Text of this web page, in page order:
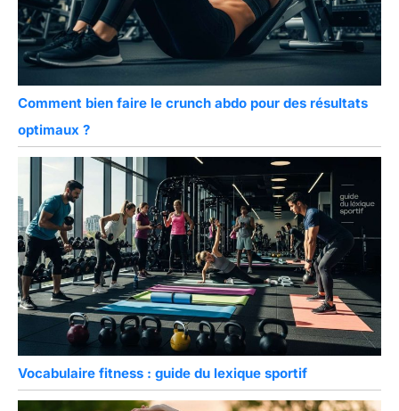
Comment bien faire le crunch abdo pour des résultats
optimaux ?
Vocabulaire fitness : guide du lexique sportif